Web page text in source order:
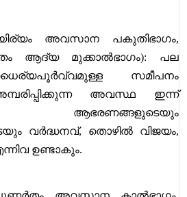
അവസാന പകുതിഭാഗം,
ആദ്യ മുക്കാൽഭാഗം): പല
സമീപനം
അവസ്ഥ ഇന്ന്
ആഭരണങ്ങളുടെയും
വർദ്ധനവ്, തൊഴിൽ വിജയം,
ഉണ്ടാകും.